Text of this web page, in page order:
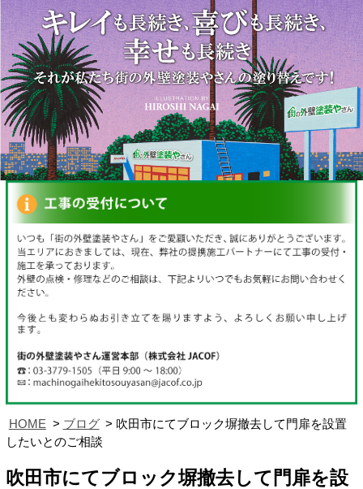
HOME ブログ
吹田市にてブロック塀撤去して門扉を設置
したいとのご相談
吹田市にてブロック塀撤去して門扉を設